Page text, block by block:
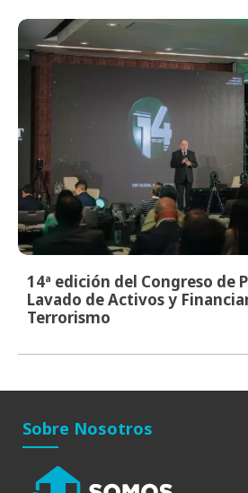
14ª edición del Congreso de
Lavado de Activos y
Terrorismo
Sobre Nosotros